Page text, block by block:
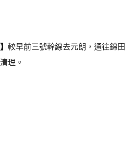
較早前三號幹線去元朗，通往錦田
理。